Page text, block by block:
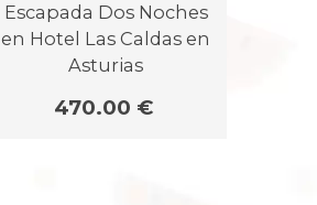
Escapada Dos Noches
en Hotel Las Caldas en
Asturias
470.00 €